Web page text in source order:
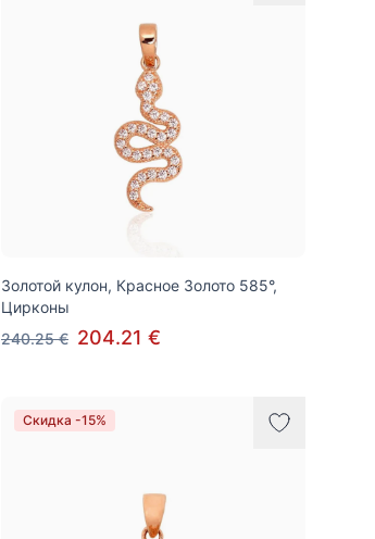
Золотой кулон, Красное Золото 585°,
Цирконы
240.25 € 204.21 €
Скидка -15%